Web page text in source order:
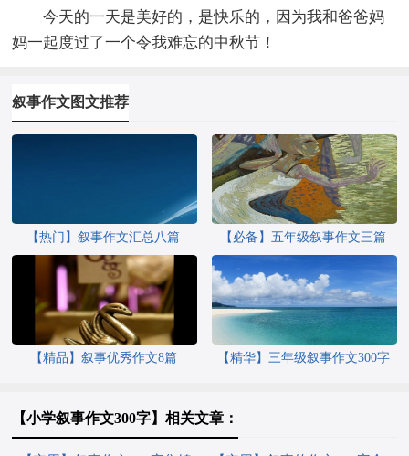
今天的一天是美好的，是快乐的，因为我和爸爸妈
妈一起度过了一个令我难忘的中秋节！
叙事作文图文推荐
【热门】叙事作文汇总八篇 【必备】五年级叙事作文三篇
【精品】叙事优秀作文8篇
【精华】三年级叙事作文300字
【小学叙事作文300字】相关文章：